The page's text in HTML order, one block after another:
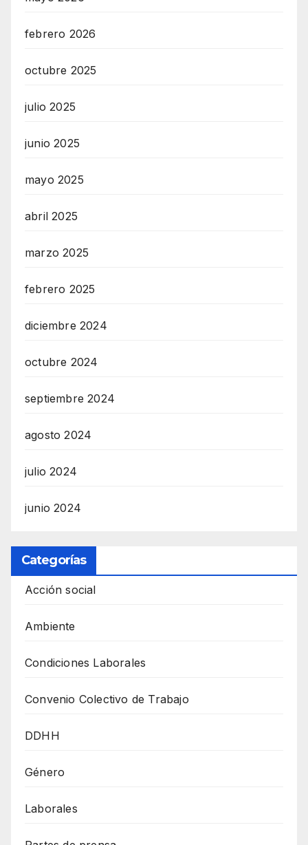
febrero 2026
octubre 2025
julio 2025
junio 2025
mayo 2025
abril 2025
marzo 2025
febrero 2025
diciembre 2024
octubre 2024
septiembre 2024
agosto 2024
julio 2024
junio 2024
Categorías
Acción social
Ambiente
Condiciones Laborales
Convenio Colectivo de Trabajo
DDHH
Género
Laborales